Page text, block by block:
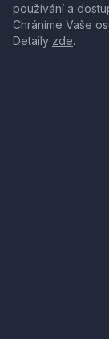
používání a
Chráníme Vaše
Detaily zde.